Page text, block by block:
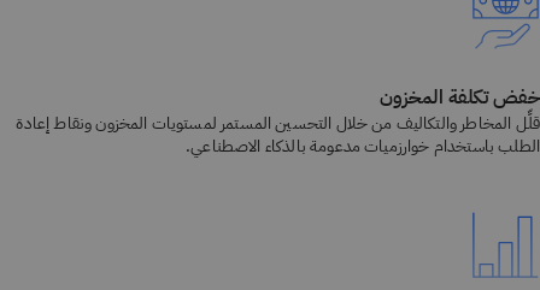
خفض تكلفة المخزون
قلِّل المخاطر والتكاليف من خلال التحسين المستمر لمستويات المخزون ونقاط إعادة
الطلب باستخدام خوارزميات مدعومة بالذكاء الاصطناعي.